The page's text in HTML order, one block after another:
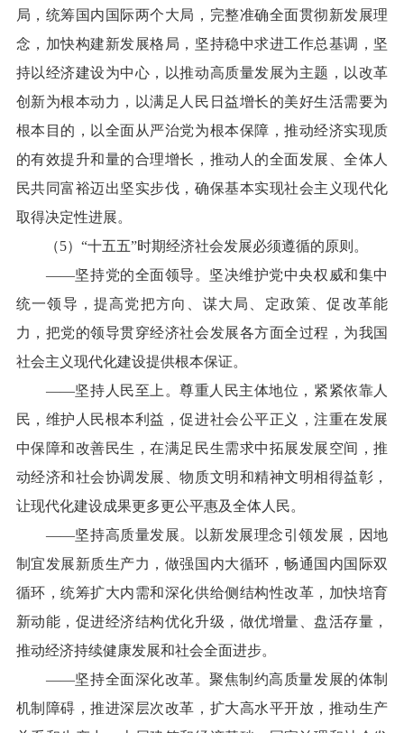
局，统筹国内国际两个大局，完整准确全面贯彻新发展理
念，加快构建新发展格局，坚持稳中求进工作总基调，坚
持以经济建设为中心，以推动高质量发展为主题，以改革
创新为根本动力，以满足人民日益增长的美好生活需要为
根本目的，以全面从严治党为根本保障，推动经济实现质
的有效提升和量的合理增长，推动人的全面发展、全体人
民共同富裕迈出坚实步伐，确保基本实现社会主义现代化
取得决定性进展。
（5）“十五五”时期经济社会发展必须遵循的原则。
——坚持党的全面领导。坚决维护党中央权威和集中
统一领导，提高党把方向、谋大局、定政策、促改革能
力，把党的领导贯穿经济社会发展各方面全过程，为我国
社会主义现代化建设提供根本保证。
——坚持人民至上。尊重人民主体地位，紧紧依靠人
民，维护人民根本利益，促进社会公平正义，注重在发展
中保障和改善民生，在满足民生需求中拓展发展空间，推
动经济和社会协调发展、物质文明和精神文明相得益彰，
让现代化建设成果更多更公平惠及全体人民。
——坚持高质量发展。以新发展理念引领发展，因地
制宜发展新质生产力，做强国内大循环，畅通国内国际双
循环，统筹扩大内需和深化供给侧结构性改革，加快培育
新动能，促进经济结构优化升级，做优增量、盘活存量，
推动经济持续健康发展和社会全面进步。
——坚持全面深化改革。聚焦制约高质量发展的体制
机制障碍，推进深层次改革，扩大高水平开放，推动生产